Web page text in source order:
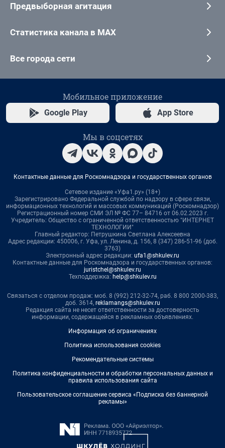
Предвыборная агитация
Статистика канала в MAX
Все города сети
Мобильное приложение
Google Play App Store
Мы в соцсетях
Контактные данные для Роскомнадзора и государственных органов
Сетевое издание «Уфа1.ру» (18+)
Зарегистрировано Федеральной службой по надзору в сфере связи,
информационных технологий и массовых коммуникаций (Роскомнадзор)
Регистрационный номер СМИ ЭЛ № ФС 77– 84716 от 06.02.2023 г.
Учредитель: Общество с ограниченной ответственностью "ИНТЕРНЕТ
ТЕХНОЛОГИИ"
Главный редактор: Петрушкина Светлана Алексеевна
Адрес редакции: 450006, г. Уфа, ул. Ленина, д. 156, 8 (347) 286-51-96 (доб.
3763)
Электронный адрес редакции: ufa1@shkulev.ru
Контактные данные для Роскомнадзора и государственных органов:
juristchel@shkulev.ru
Техподдержка: help@shkulev.ru
Связаться с отделом продаж: моб. 8 (992) 212-32-74, раб. 8 800 2000-383,
доб. 3614, reklamangs@shkulev.ru
Редакция сайта не несет ответственности за достоверность
информации, содержащейся в рекламных объявлениях.
Информация об ограничениях
Политика использования cookies
Рекомендательные системы
Политика конфиденциальности и обработки персональных данных и
правила использования сайта
Пользовательское соглашение сервиса «Подписка без баннерной
рекламы»